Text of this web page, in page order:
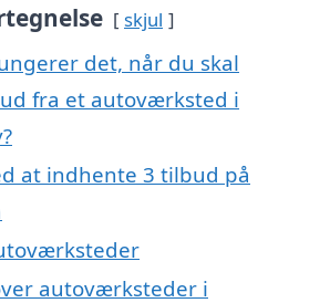
skjul
det, når du skal
fra et autoværksted i
at indhente 3 tilbud på
autoværksteder i